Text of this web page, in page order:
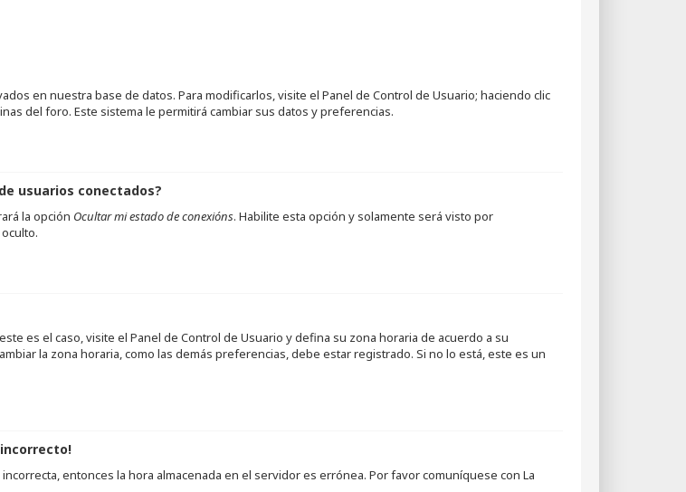
en nuestra base de datos. Para modificarlos, visite el Panel de Control de Usuario; haciendo clic
del foro. Este sistema le permitirá cambiar sus datos y preferencias.
usuarios conectados?
la opción Ocultar mi estado de conexións. Habilite esta opción y solamente será visto por
es el caso, visite el Panel de Control de Usuario y defina su zona horaria de acuerdo a su
la zona horaria, como las demás preferencias, debe estar registrado. Si no lo está, este es un
entonces la hora almacenada en el servidor es errónea. Por favor comuníquese con La